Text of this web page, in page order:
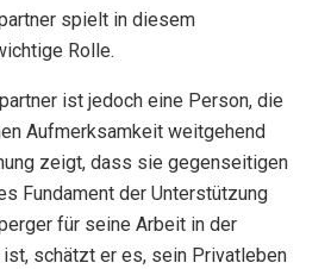
spielt in diesem
Rolle.
ist jedoch eine Person, die
Aufmerksamkeit weitgehend
zeigt, dass sie gegenseitigen
Fundament der Unterstützung
für seine Arbeit in der
schätzt er es, sein Privatleben